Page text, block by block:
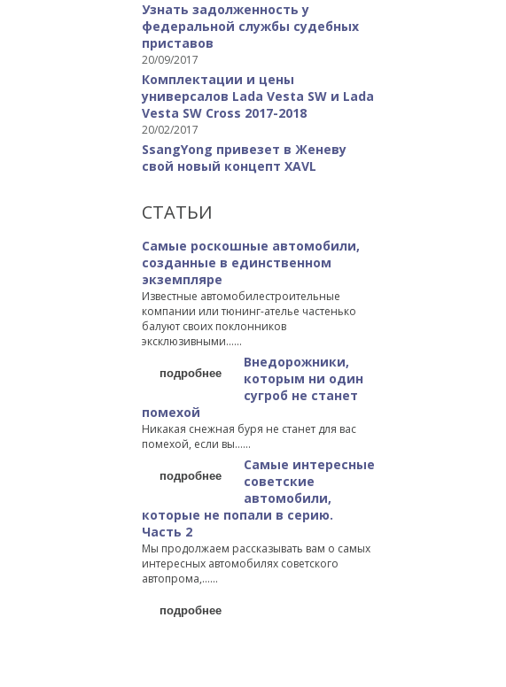
Узнать задолженность у
федеральной службы судебных
приставов
20/09/2017
Комплектации и цены
универсалов Lada Vesta SW и Lada
Vesta SW Cross 2017-2018
20/02/2017
SsangYong привезет в Женеву
свой новый концепт XAVL
СТАТЬИ
Самые роскошные автомобили,
созданные в единственном
экземпляре
Известные автомобилестроительные
компании или тюнинг-ателье частенько
балуют своих поклонников
эксклюзивными…...
подробнее
Внедорожники,
которым ни один
сугроб не станет
помехой
Никакая снежная буря не станет для вас
помехой, если вы…...
подробнее
Самые интересные
советские
автомобили,
которые не попали в серию.
Часть 2
Мы продолжаем рассказывать вам о самых
интересных автомобилях советского
автопрома,…...
подробнее